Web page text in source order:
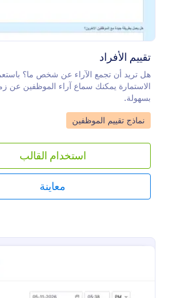
تقييم الأفراد
هل تريد أن تجمع الآراء عن شخص ما؟
الاستمارة يمكنك سماع آراء الموظفين عن
بسهولة.
Go to Category:
نماذج تقييم الموظفين
استخدام القالب
معاينة